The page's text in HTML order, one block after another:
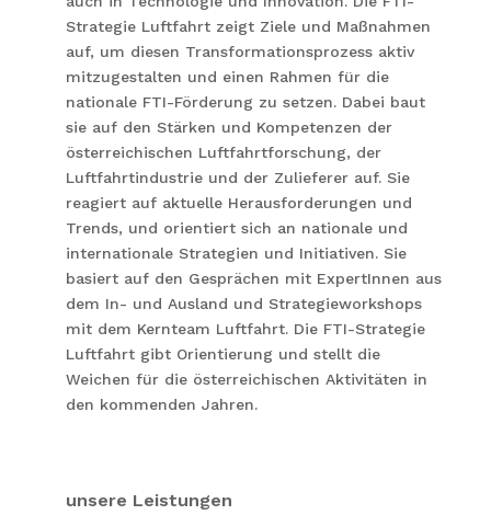
Strategie Luftfahrt zeigt Ziele und Maßnahmen
auf, um diesen Transformationsprozess aktiv
mitzugestalten und einen Rahmen für die
nationale FTI-Förderung zu setzen. Dabei baut
sie auf den Stärken und Kompetenzen der
österreichischen Luftfahrtforschung, der
Luftfahrtindustrie und der Zulieferer auf. Sie
reagiert auf aktuelle Herausforderungen und
Trends, und orientiert sich an nationale und
internationale Strategien und Initiativen. Sie
basiert auf den Gesprächen mit ExpertInnen aus
dem In- und Ausland und Strategieworkshops
mit dem Kernteam Luftfahrt. Die FTI-Strategie
Luftfahrt gibt Orientierung und stellt die
Weichen für die österreichischen Aktivitäten in
den kommenden Jahren.
unsere Leistungen